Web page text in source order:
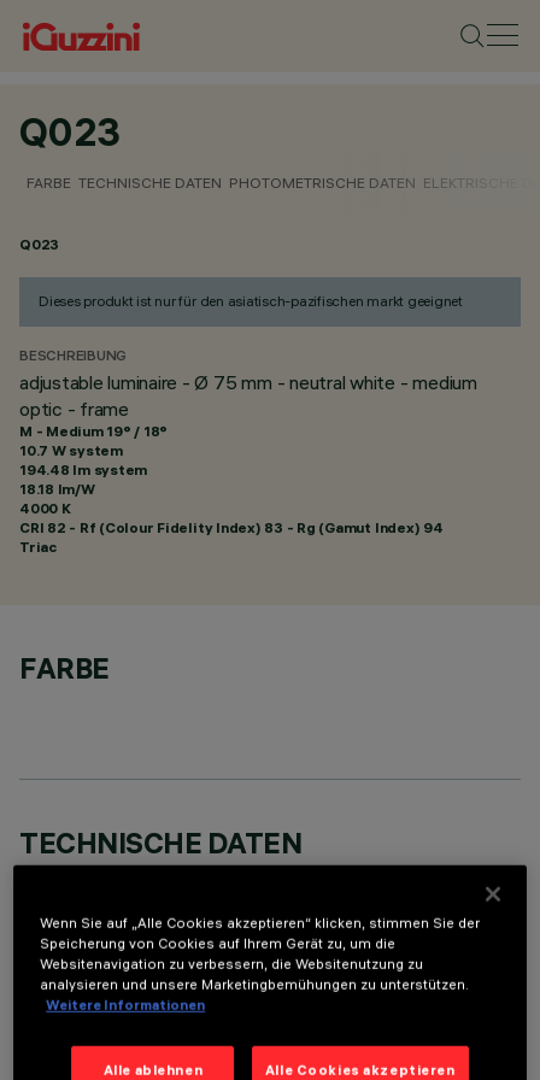
Q023
FARBE TECHNISCHE DATEN PHOTOMETRISCHE DATEN ELEKTRISCHE
Q023
Dieses produkt ist nur für den asiatisch-pazifischen markt geeignet
BESCHREIBUNG
adjustable luminaire - Ø 75 mm - neutral white - medium
optic - frame
M - Medium 19° / 18°
10.7 W system
194.48 lm system
18.18 lm/W
4000 K
CRI 82 - Rf (Colour Fidelity Index) 83 - Rg (Gamut Index) 94
Triac
FARBE
TECHNISCHE DATEN
BESCHREIBUNG
Round adjustable luminaire designed to use an LED lamp with
C.O.B.technology in a neutral white colour tone 4000K.
aluminium body. Lower reflector vacuum-metallised with
Wenn Sie auf „Alle Cookies akzeptieren“ klicken, stimmen Sie der
Speicherung von Cookies auf Ihrem Gerät zu, um die
Websitenavigation zu verbessern, die Websitenutzung zu
analysieren und unsere Marketingbemühungen zu unterstützen.
Weitere Informationen
Alle ablehnen Alle Cookies akzeptieren